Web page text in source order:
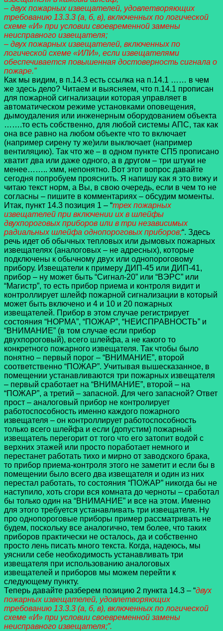
– двух пожарных извещателей, удовлетворяющих
требованию 13.3.3 (а, б, в), включенных по логической
схеме «И» при условии своевременной замены
неисправного извещателя;
– двух пожарных извещателей, включенных по
логической схеме «ИЛИ», если извещателями
обеспечивается повышенная достоверность сигнала о
пожаре.”
Как мы видим, в п.14.3 есть ссылка на п.14.1 …… в чем
же здесь дело? Читаем и выясняем, что п.14.1 прописан
для пожарной сигнализации которая управляет в
автоматическом режиме установками оповещения,
дымоудаления или инженерным оборудованием объекта
…….то есть собственно, для любой системы АПС, так как
она все равно на любом объекте что то включает
(например сирену ту же)или выключает (например
вентиляцию). Так что же – в одном пункте СП5 прописано
хватит два или даже одного, а в другом – три штуки не
менее…….. хмм, непонятно. Вот этот вопрос давайте
сегодня попробуем прояснить. Я напишу как я это вижу и
читаю текст норм, а Вы, в свою очередь, если в чем то не
согласны – пишите в комментариях – обсудим моменты.
Итак, пункт 14.3 позиция 1 – “трех пожарных
извещателей при включении их в шлейфы
двухпороговых приборов или в три независимых
радиальных шлейфа однопороговых приборов;“. Здесь
речь идет об обычных тепловых или дымовых пожарных
извещателях (аналоговых – не адресных), которые
подключены к обычному двух или однопороговому
прибору. Извещатели к примеру ДИП-45 или ДИП-41,
прибор – ну может быть “Сигнал-20” или “ВЭРС” или
“Магистр”, то есть прибор приема и контроля видит и
контроллирует шлейф пожарной сигнализации в который
может быть включено и 4 и 10 и 20 пожарных
извещателей. Прибор в этом случае регистрирует
состояния “НОРМА”, “ПОЖАР”, “НЕИСПРАВНОСТЬ” и
“ВНИМАНИЕ” (в том случае если прибор
двухпороговый), всего шлейфа, а не какого то
конкретного пожарного извещателя. Так чтобы было
понятно – первый порог – “ВНИМАНИЕ”, второй
соответственно “ПОЖАР”. Учитывая вышесказанное, в
помещении устанавливаются три пожарных извещателя
– первый сработает на “ВНИМАНИЕ”, второй – на
“ПОЖАР”, а третий – запасной. Для чего запасной? Ответ
прост – аналоговый прибор не контролирует
работоспособность именно каждого пожарного
извещателя – он контроллирует работоспособность
только всего шлейфа и если (допустим) пожарный
извещатель перегорит от того что его затопит водой с
верхних этажей или просто поработает немного и
перестанет работать тихо и мирно от заводского брака,
то прибор приема-контроля этого не заметит и если бы в
помещении было всего два извещателя и один из них
перестал работать, то состояния “ПОЖАР” никогда бы не
наступило, хоть сгори вся комната до черноты – сработал
бы только один на “ВНИМАНИЕ” и все на этом. Именно
для этого требуется устанавливать три извещателя. Ну
про однопороговые приборы пример рассматривать не
будем, поскольку все аналогично, тем более, что таких
приборов практически не осталось, да и собственно
просто лень писать много текста. Когда, надеюсь, мы
уяснили себе необходимость устанавливать три
извещателя при использованию аналоговых
извещателей и приборов мы можем перейти к
следующему пункту.
Теперь давайте разберем позицию 2 пункта 14.3 – “двух
пожарных извещателей, удовлетворяющих
требованию 13.3.3 (а, б, в), включенных по логической
схеме «И» при условии своевременной замены
неисправного извещателя;”.